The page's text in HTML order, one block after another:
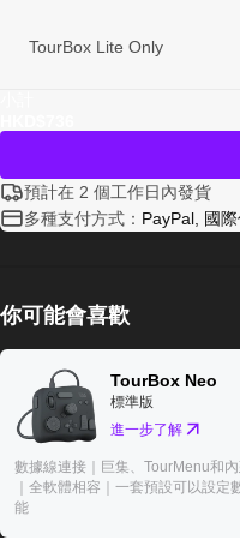
TourBox Lite Only
預計在 2 個工作日內發貨
多種支付方式： PayPal, 國
你可能會喜歡
TourBox Neo
標準版
進一步了解
數據線連接｜巨集、TourMenu和
｜全軟體相容｜一套預設可以設定
能